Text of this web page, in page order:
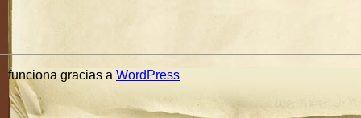
funciona gracias a WordPress